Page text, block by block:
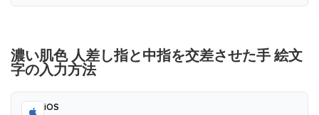
濃い肌色 人差し指と中指を交差させた手 絵文
字の入力方法
iOS